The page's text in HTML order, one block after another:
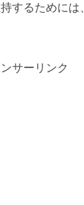
するためには
サーリンク